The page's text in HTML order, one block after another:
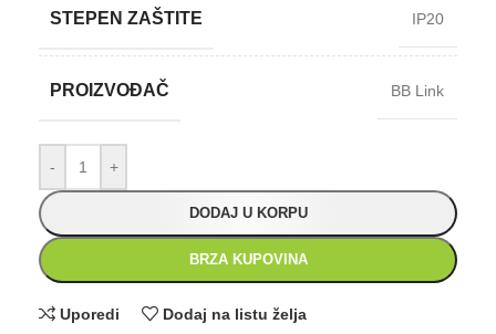
STEPEN ZAŠTITE IP20
PROIZVOĐAČ BB Link
- +
DODAJ U KORPU
BRZA KUPOVINA
Uporedi Dodaj na listu želja